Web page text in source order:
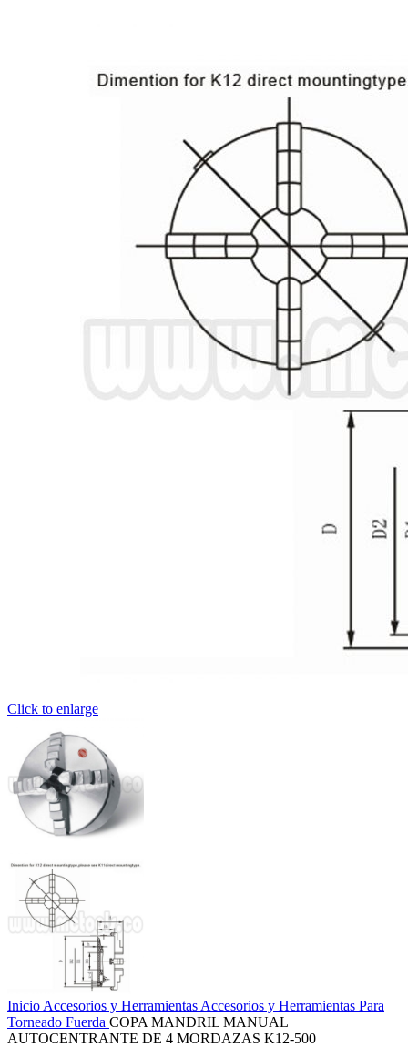
Click to enlarge
Inicio Accesorios y Herramientas Accesorios y Herramientas Para
Torneado Fuerda COPA MANDRIL MANUAL
AUTOCENTRANTE DE 4 MORDAZAS K12-500